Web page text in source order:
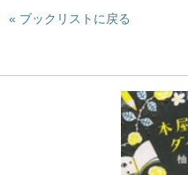
ブックリストに戻る